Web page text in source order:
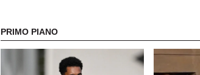
PRIMO PIANO